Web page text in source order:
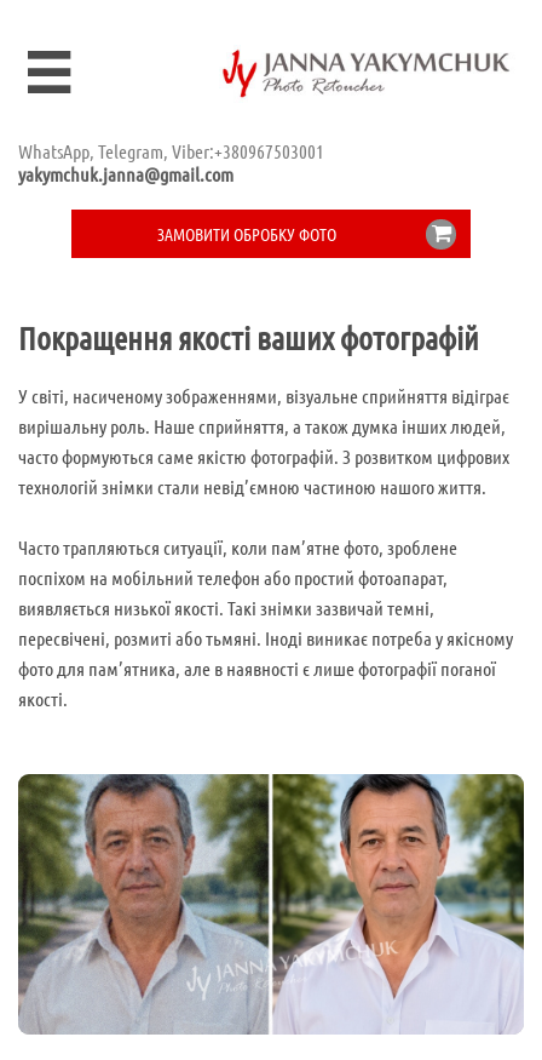

WhatsApp, Telegram, Viber:+380967503001
yakymchuk.janna@gmail.com
ЗАМОВИТИ ОБРОБКУ ФОТО 
Покращення якості ваших фотографій
У світі, насиченому зображеннями, візуальне сприйняття відіграє
вирішальну роль. Наше сприйняття, а також думка інших людей,
часто формуються саме якістю фотографій. З розвитком цифрових
технологій знімки стали невід’ємною частиною нашого життя.
Часто трапляються ситуації, коли пам’ятне фото, зроблене
поспіхом на мобільний телефон або простий фотоапарат,
виявляється низької якості. Такі знімки зазвичай темні,
пересвічені, розмиті або тьмяні. Іноді виникає потреба у якісному
фото для пам’ятника, але в наявності є лише фотографії поганої
якості.